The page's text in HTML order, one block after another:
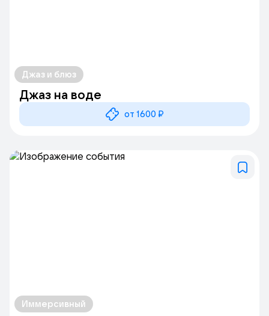
Джаз и блюз
Джаз на воде
от 1600 ₽
Иммерсивный